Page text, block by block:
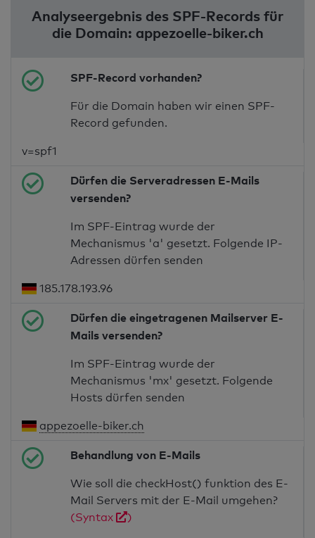
Analyseergebnis des SPF-Records für
die Domain: appezoelle-biker.ch
SPF-Record vorhanden?
Für die Domain haben wir einen SPF-
Record gefunden.
v=spf1
Dürfen die Serveradressen E-Mails
versenden?
Im SPF-Eintrag wurde der
Mechanismus 'a' gesetzt. Folgende IP-
Adressen dürfen senden
185.178.193.96
Dürfen die eingetragenen Mailserver E-
Mails versenden?
Im SPF-Eintrag wurde der
Mechanismus 'mx' gesetzt. Folgende
Hosts dürfen senden
appezoelle-biker.ch
Behandlung von E-Mails
Wie soll die checkHost() funktion des E-
Mail Servers mit der E-Mail umgehen?
(Syntax
)